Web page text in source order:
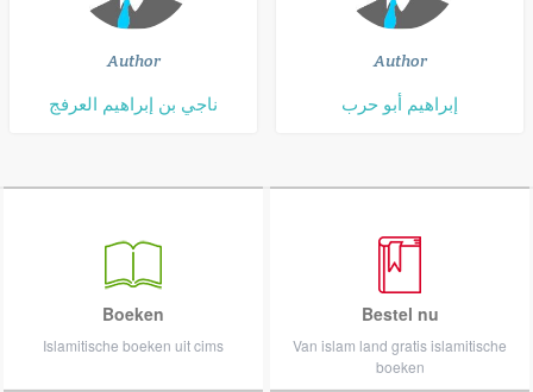
Author
ناجي بن إبراهيم العرفج
Author
إبراهيم أبو حرب
Boeken
Islamitische boeken uit cims
Bestel nu
Van islam land gratis islamitische
boeken